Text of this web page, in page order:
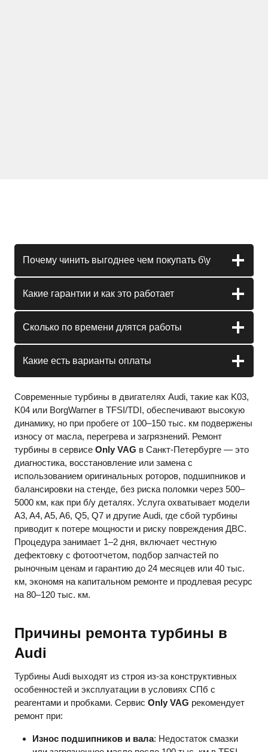
Почему чинить выгоднее чем покупать б\у
Какие гарантии и как это работает
Сколько по времени длятся работы
Какие есть варианты оплаты
Современные турбины в двигателях Audi, такие как K03,
K04 или BorgWarner в TFSI/TDI, обеспечивают высокую
динамику, но при пробеге от 100–150 тыс. км подвержены
износу от масла, перегрева и загрязнений. Ремонт
турбины в сервисе Only VAG в Санкт-Петербурге — это
диагностика, восстановление или замена с
использованием оригинальных роторов, подшипников и
балансировки на стенде, без риска поломки через 500–
5000 км, как при б/у деталях. Услуга охватывает модели
A3, A4, A5, A6, Q5, Q7 и другие Audi, где сбой турбины
приводит к потере мощности и риску повреждения ДВС.
Процедура занимает 1–2 дня, включает честную
дефектовку с фотоотчетом, подбор запчастей по
рыночным ценам и гарантию до 24 месяцев или 40 тыс.
км, экономя на капитальном ремонте и продлевая ресурс
на 80–120 тыс. км.
Причины ремонта турбины в
Audi
Турбины Audi выходят из строя из-за конструктивных
особенностей и эксплуатации в условиях СПб с
реагентами и пробками. Сервис Only VAG рекомендует
ремонт при:
Износ подшипников и вала: Недостаток смазки